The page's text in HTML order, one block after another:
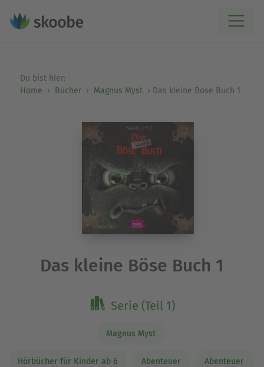
Du bist hier:
Home
Bücher Magnus Myst Das kleine Böse Buch 1
Das kleine Böse Buch 1
Serie (Teil 1)
Magnus Myst
Hörbücher für Kinder ab 6 Abenteuer Abenteuer